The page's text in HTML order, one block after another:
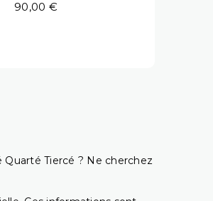
90,00 €
Tiercé ? Ne cherchez